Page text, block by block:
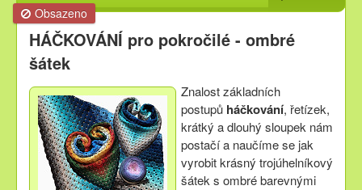
Obsazeno
HÁČKOVÁNÍ pro pokročilé - ombré
šátek
Znalost základních
postupů háčkování, řetízek,
krátký a dlouhý sloupek nám
postačí a naučíme se jak
vyrobit krásný trojúhelníkový
šátek s ombré barevnými